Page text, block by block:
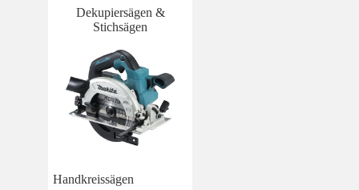
Dekupiersägen &
Stichsägen
Handkreissägen